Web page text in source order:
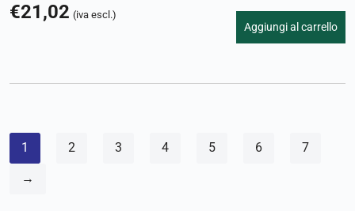
€21,02 (iva escl.)
Aggiungi al carrello
1 2 3 4 5 6 7
→